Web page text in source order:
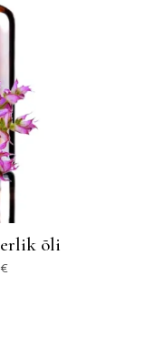
õli
€Hinnavahemik: 14,50 € kuni
tootel on mitu